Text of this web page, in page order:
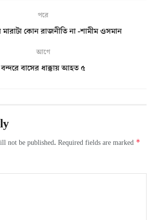
পরে
মারাটা কোন রাজনীতি না -শামীম ওসমান
আগে
বন্দরে বাসের ধাক্কায় আহত ৫
not be published. Required fields are marked *